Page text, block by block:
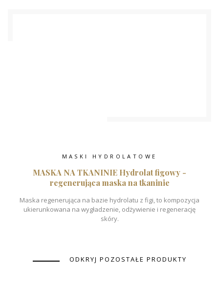
MASKI HYDROLATOWE
MASKA NA TKANINIE Hydrolat figowy -
regenerująca maska na tkaninie
Maska regenerująca na bazie hydrolatu z figi, to kompozycja
ukierunkowana na wygładzenie, odżywienie i regenerację
skóry.
ODKRYJ POZOSTAŁE PRODUKTY